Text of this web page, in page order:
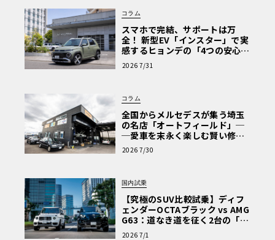
コラム
スマホで完結、サポートは万
全！ 新型EV「インスター」で実
感するヒョンデの「4つの安心」
【第1回・ヒョンデ6つの疑問：
Why? Hyundai?】〈PR〉
2026 7/31
コラム
全国からメルセデスが集う埼玉
の名店「オートフィールド」─
─愛車を末永く楽しむ賢い修理
術と、プロがフックス製オイル
を選ぶ理由〈PR〉
2026 7/30
国内試乗
【究極のSUV比較試乗】ディフ
ェンダーOCTAブラック vs AMG
G63：道なき道を征く2台の「対
極的アプローチ」
2026 7/1